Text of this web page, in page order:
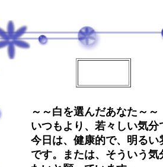
～～白を選んだあなた～～
いつもより、若々しい気分
今日は、健康的で、明るい
です。または、そういう気